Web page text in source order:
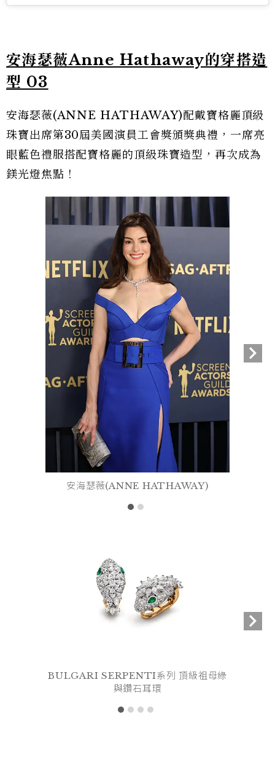
安海瑟薇Anne Hathaway的穿搭造
型 03
安海瑟薇(ANNE HATHAWAY)配戴寶格麗頂級
珠寶出席第30屆美國演員工會獎頒獎典禮，一席亮
眼藍色禮服搭配寶格麗的頂級珠寶造型，再次成為
鎂光燈焦點！
安海瑟薇(ANNE HATHAWAY)
BULGARI SERPENTI系列 頂級祖母綠
與鑽石耳環